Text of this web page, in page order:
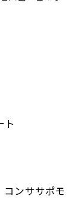
ト
ンササポモ